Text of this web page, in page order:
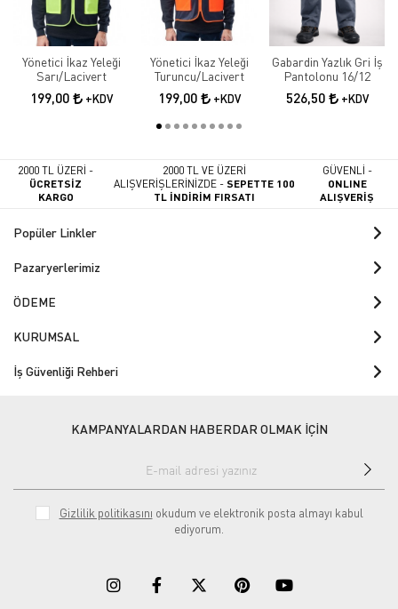
Yönetici İkaz Yeleği
Sarı/Lacivert
199,00 +KDV
Yönetici İkaz Yeleği
Turuncu/Lacivert
199,00 +KDV
Gabardin Yazlık Gri İş
Pantolonu 16/12
526,50 +KDV
2000 TL ÜZERİ -
ÜCRETSİZ
KARGO
2000 TL VE ÜZERİ
ALIŞVERİŞLERİNİZDE -SEPETTE 100
TL İNDİRİM FIRSATI
GÜVENLİ -
ONLINE
ALIŞVERİŞ
Popüler Linkler
Pazaryerlerimiz
ÖDEME
KURUMSAL
İş Güvenliği Rehberi
KAMPANYALARDAN HABERDAR OLMAK İÇİN
Gizlilik politikasını okudum ve elektronik posta almayı kabul
ediyorum.